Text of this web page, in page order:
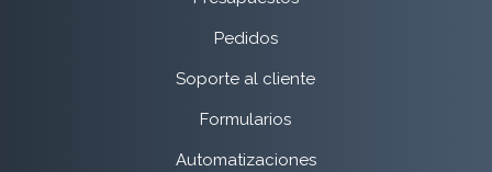
Pedidos
Soporte al cliente
Formularios
Automatizaciones